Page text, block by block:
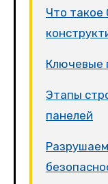
Что такое
Ключевые
Этапы
панелей